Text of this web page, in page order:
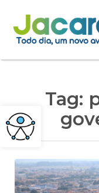
Pular
para
o
Tag: